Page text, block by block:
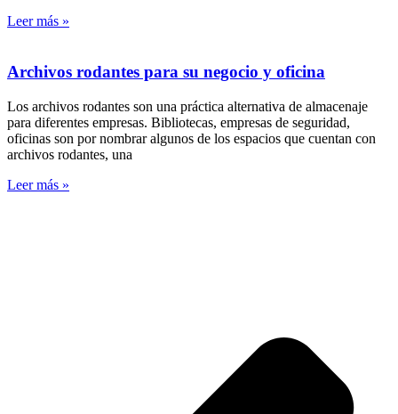
Leer más »
Archivos rodantes para su negocio y oficina
Los archivos rodantes son una práctica alternativa de almacenaje
para diferentes empresas. Bibliotecas, empresas de seguridad,
oficinas son por nombrar algunos de los espacios que cuentan con
archivos rodantes, una
Leer más »